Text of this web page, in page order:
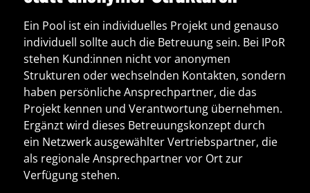
Ein Pool ist ein individuelles Projekt und genauso
individuell sollte auch die Betreuung sein. Bei IPoR
stehen Kund:innen nicht vor anonymen
Strukturen oder wechselnden Kontakten, sondern
haben persönliche Ansprechpartner, die das
Projekt kennen und Verantwortung übernehmen.
Ergänzt wird dieses Betreuungskonzept durch
ein Netzwerk ausgewählter Vertriebspartner, die
als regionale Ansprechpartner vor Ort zur
Verfügung stehen.